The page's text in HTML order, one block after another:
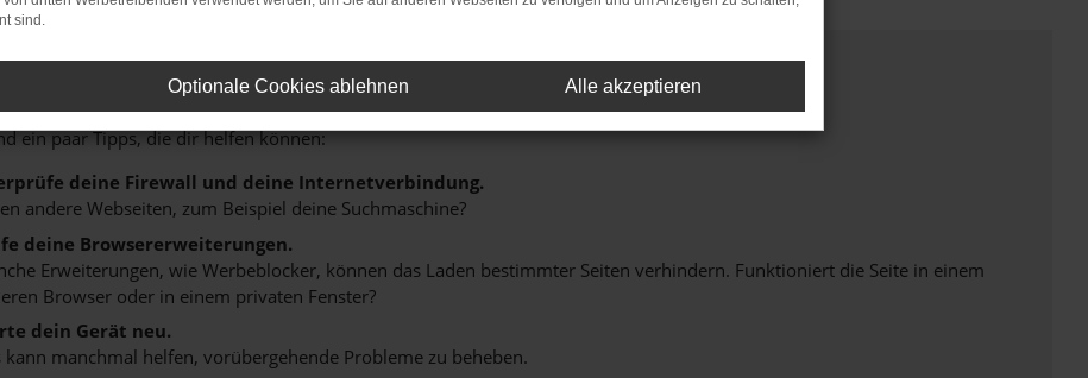
Network Error
ist ein Fehler aufgetreten.
ein paar Tipps, die dir helfen können:
deine Firewall und deine Internetverbindung.
andere Webseiten, zum Beispiel deine Suchmaschine?
deine Browsererweiterungen.
Erweiterungen, wie Werbeblocker, können das Laden bestimmter Seiten verhindern. Funktioniert die Seite in einem
Browser oder in einem privaten Fenster?
dein Gerät neu.
kann manchmal helfen, vorübergehende Probleme zu beheben.
sind.
Optionale Cookies ablehnen Alle akzeptieren